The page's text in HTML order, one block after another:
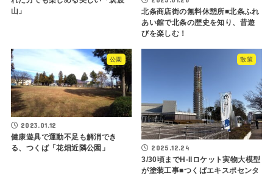
山」
北条商店街の無料休憩所■北条ふれ
あい館で北条の歴史を知り、昔遊
びを楽しむ！
公園
2023.01.12
健康遊具で運動不足も解消でき
る、つくば「花畑近隣公園」
散策
2025.12.24
3/30頃までH-IIロケット実物大模型
が塗装工事■つくばエキスポセンタ